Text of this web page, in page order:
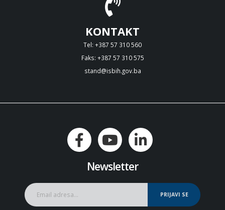
KONTAKT
Tel: +387 57 310 560
Faks: +387 57 310 575
stand@isbih.gov.ba
Newsletter
PRIJAVI SE